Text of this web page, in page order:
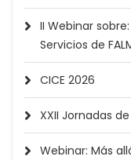
II Webinar
Servicios de
CICE 2026
XXII Jornadas
Webinar: Más